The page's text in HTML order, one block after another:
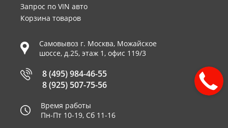
Запрос по VIN авто
Корзина товаров
Самовывоз г. Москва, Можайское
шоссе, д.25, этаж 1, офис 119/3
8 (495) 984-46-55
8 (925) 507-75-56
Время работы
Пн-Пт 10-19, Сб 11-16